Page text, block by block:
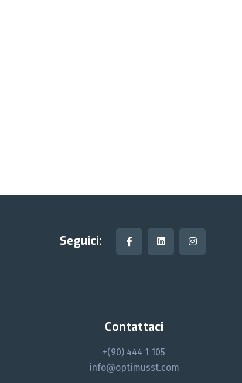
Seguici:
Contattaci
+(90) 444 1 105
info@optimusst.com